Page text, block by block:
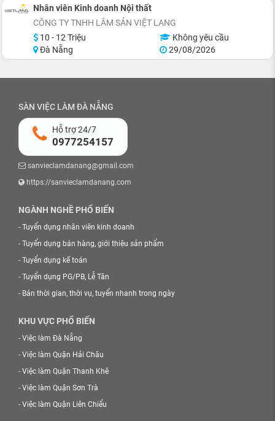
Nhân viên Kinh doanh Nội thất
CÔNG TY TNHH LÂM SẢN VIỆT LANG
10 - 12 Triệu
Không yêu cầu
Đà Nẵng
29/08/2026
SÀN VIỆC LÀM ĐÀ NẴNG
Hỗ trợ 24/7
0977254157
sanvieclamdanang@gmail.com
https://sanvieclamdanang.com
NGÀNH NGHỀ PHỔ BIẾN
- Tuyển dụng nhân viên kinh doanh
- Tuyển dụng bán hàng, giới thiệu sản phẩm
- Tuyển dụng kế toán
- Tuyển dụng PG/PB, Lễ Tân
- Bán thời gian, thời vụ, tuyển nhanh trong ngày
KHU VỰC PHỔ BIẾN
- Việc làm Đà Nẵng
- Việc làm Quận Hải Châu
- Việc làm Quận Thanh Khê
- Việc làm Quận Sơn Trà
- Việc làm Quận Liên Chiểu